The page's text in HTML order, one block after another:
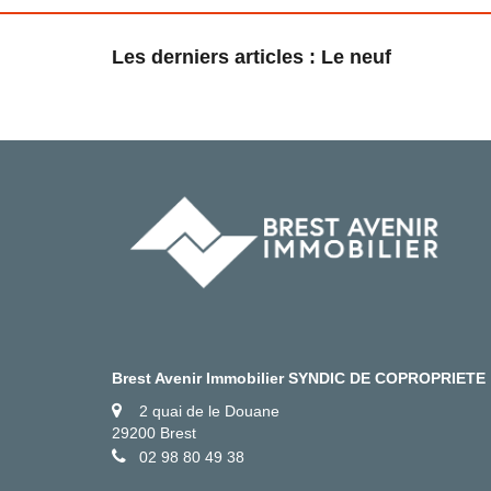
Les derniers articles : Le neuf
Brest Avenir Immobilier SYNDIC DE COPROPRIETE
2 quai de le Douane
29200 Brest
02 98 80 49 38